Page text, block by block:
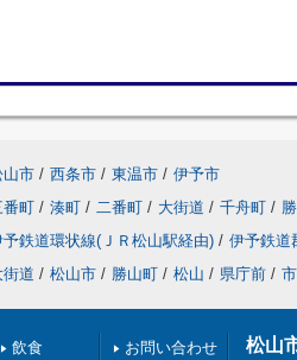
山市 / 西条市 / 東温市 / 伊予市
番町 / 湊町 / 二番町 / 大街道 / 千舟町 /
予鉄道環状線(ＪＲ松山駅経由) / 伊予鉄道
街道 / 松山市 / 勝山町 / 松山 / 県庁前 /
飲食
お問い合わせ
松山